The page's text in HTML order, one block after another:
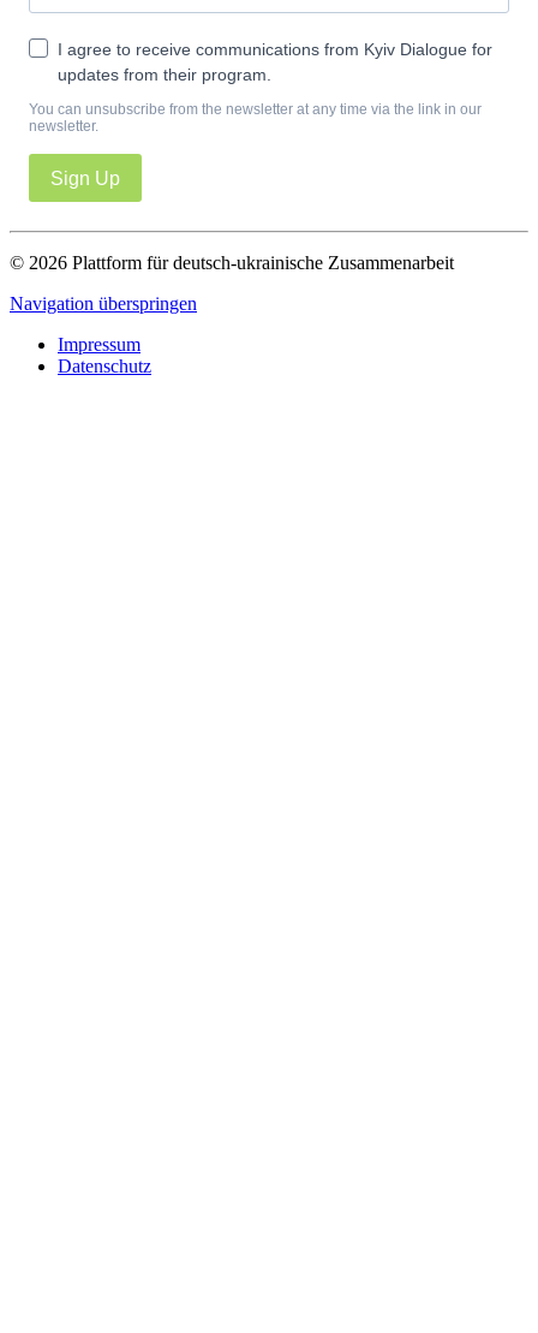
I agree to receive communications from Kyiv Dialogue for
updates from their program.
You can unsubscribe from the newsletter at any time via the link in our
newsletter.
Sign Up
© 2026 Plattform für deutsch-ukrainische Zusammenarbeit
Navigation überspringen
Impressum
Datenschutz